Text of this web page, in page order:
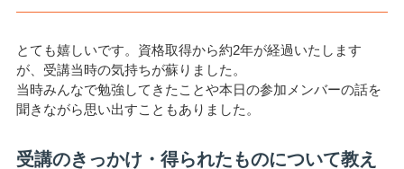
とても嬉しいです。資格取得から約2年が経過いたします
が、受講当時の気持ちが蘇りました。
当時みんなで勉強してきたことや本日の参加メンバーの話を
聞きながら思い出すこともありました。
受講のきっかけ・得られたものについて教え